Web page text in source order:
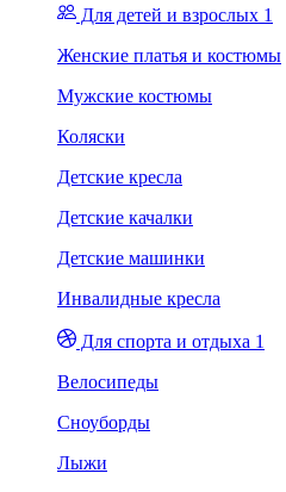
Для детей и взрослых 1
Женские платья и костюмы
Мужские костюмы
Коляски
Детские кресла
Детские качалки
Детские машинки
Инвалидные кресла
Для спорта и отдыха 1
Велосипеды
Сноуборды
Лыжи